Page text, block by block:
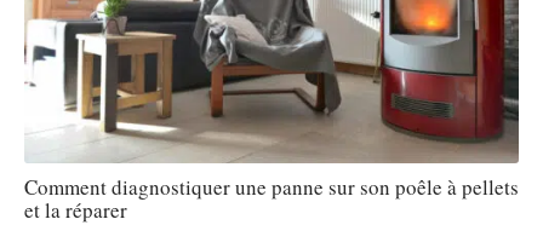
Comment diagnostiquer une panne sur son poêle à pellets
et la réparer